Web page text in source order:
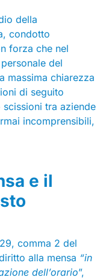
della
condotto
forza che nel
del
massima chiarezza
di seguito
tra aziende
incomprensibili,
e il
comma 2 del
alla mensa “in
dell’orario”,